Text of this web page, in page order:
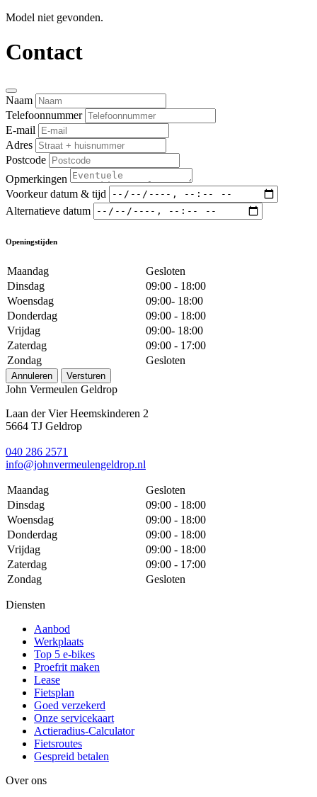
Model niet gevonden.
Contact
Naam
Telefoonnummer
E-mail
Adres
Postcode
Opmerkingen
Voorkeur datum & tijd
Alternatieve datum
Openingstijden
Maandag
Gesloten
Dinsdag
09:00 - 18:00
Woensdag
09:00- 18:00
Donderdag
09:00 - 18:00
Vrijdag
09:00- 18:00
Zaterdag
09:00 - 17:00
Zondag
Gesloten
Annuleren Versturen
John Vermeulen Geldrop
Laan der Vier Heemskinderen 2
5664 TJ Geldrop
040 286 2571
info@johnvermeulengeldrop.nl
Maandag
Gesloten
Dinsdag
09:00 - 18:00
Woensdag
09:00 - 18:00
Donderdag
09:00 - 18:00
Vrijdag
09:00 - 18:00
Zaterdag
09:00 - 17:00
Zondag
Gesloten
Diensten
Aanbod
Werkplaats
Top 5 e-bikes
Proefrit maken
Lease
Fietsplan
Goed verzekerd
Onze servicekaart
Actieradius-Calculator
Fietsroutes
Gespreid betalen
Over ons